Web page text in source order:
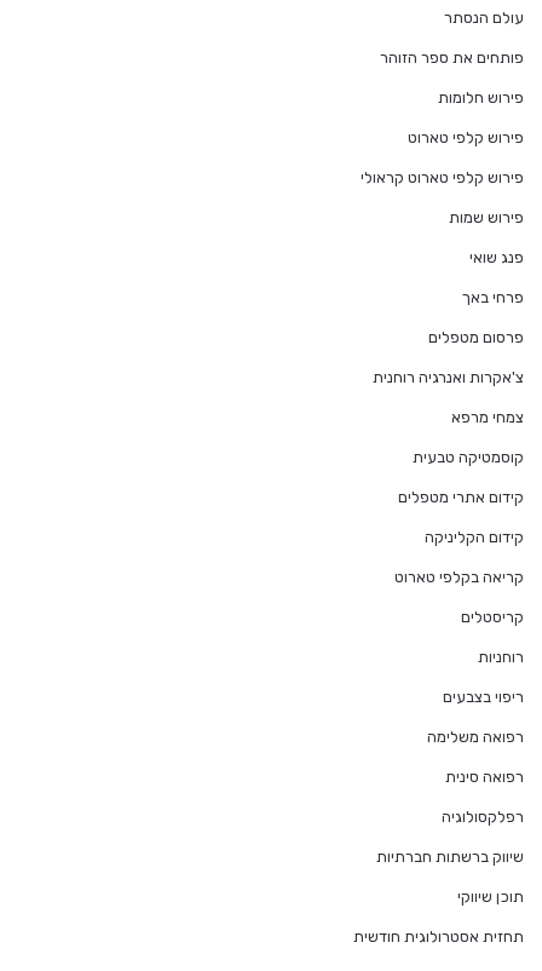
עולם הנסתר
פותחים את ספר הזוהר
פירוש חלומות
פירוש קלפי טארוט
פירוש קלפי טארוט קראולי
פירוש שמות
פנג שואי
פרחי באך
פרסום מטפלים
צ'אקרות ואנרגיה רוחנית
צמחי מרפא
קוסמטיקה טבעית
קידום אתרי מטפלים
קידום הקליניקה
קריאה בקלפי טארוט
קריסטלים
רוחניות
ריפוי בצבעים
רפואה משלימה
רפואה סינית
רפלקסולוגיה
שיווק ברשתות חברתיות
תוכן שיווקי
תחזית אסטרולוגית חודשית